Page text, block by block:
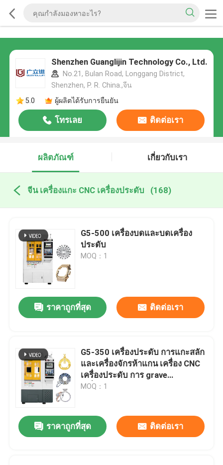
Shenzhen Guanglijin Technology Co., Ltd.
No.21, Bulan Road, Longgang District,
Shenzhen, P. R. China.,จีน
5.0
ผู้ผลิตได้รับการยืนยัน
โทรเลย ติดต่อเรา
ผลิตภัณฑ์ เกี่ยวกับเรา
จีน เครื่องแกะ CNC เครื่องประดับ (168)
G5-500 เครื่องบดและบดเครื่อง
ประดับ
MOQ：1
ราคาถูกที่สุด ติดต่อเรา
G5-350 เครื่องประดับ การแกะสลัก
และเครื่องจักรห้าแกน เครื่อง CNC
เครื่องประดับ การ grave
เครื่องหมาย
MOQ：1
ราคาถูกที่สุด ติดต่อเรา